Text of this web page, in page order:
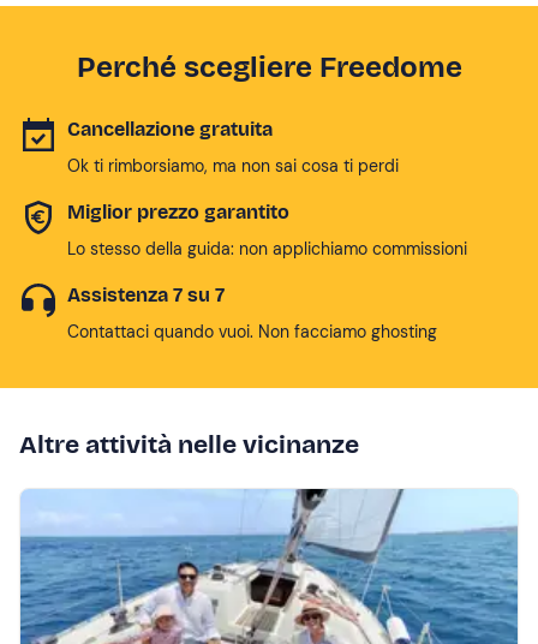
Perché scegliere Freedome
Cancellazione gratuita
Ok ti rimborsiamo, ma non sai cosa ti perdi
Miglior prezzo garantito
Lo stesso della guida: non applichiamo commissioni
Assistenza 7 su 7
Contattaci quando vuoi. Non facciamo ghosting
Altre attività nelle vicinanze